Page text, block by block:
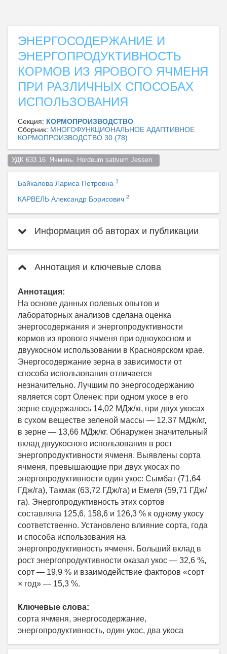
ЭНЕРГОСОДЕРЖАНИЕ И
ЭНЕРГОПРОДУКТИВНОСТЬ
КОРМОВ ИЗ ЯРОВОГО ЯЧМЕНЯ
ПРИ РАЗЛИЧНЫХ СПОСОБАХ
ИСПОЛЬЗОВАНИЯ
Секция: КОРМОПРОИЗВОДСТВО
Сборник: МНОГОФУНКЦИОНАЛЬНОЕ АДАПТИВНОЕ
КОРМОПРОИЗВОДСТВО 30 (78)
УДК 633.16  Ячмень. Hordeum sativum Jessen
Байкалова Лариса Петровна 1
КАРВЕЛЬ Александр Борисович 2
Информация об авторах и публикации
Аннотация и ключевые слова
Аннотация:
На основе данных полевых опытов и
лабораторных анализов сделана оценка
энергосодержания и энергопродуктивности
кормов из ярового ячменя при одноукосном и
двуукосном использовании в Красноярском крае.
Энергосодержание зерна в зависимости от
способа использования отличается
незначительно. Лучшим по энергосодержанию
является сорт Оленек: при одном укосе в его
зерне содержалось 14,02 МДж/кг, при двух укосах
в сухом веществе зеленой массы — 12,37 МДж/кг,
в зерне — 13,66 МДж/кг. Обнаружен значительный
вклад двуукосного использования в рост
энергопродуктивности ячменя. Выявлены сорта
ячменя, превышающие при двух укосах по
энергопродуктивности один укос: Сымбат (71,64
ГДж/га), Такмак (63,72 ГДж/га) и Емеля (59,71 ГДж/
га). Энергопродуктивность этих сортов
составляла 125,6, 158,6 и 126,3 % к одному укосу
соответственно. Установлено влияние сорта, года
и способа использования на
энергопродуктивность ячменя. Больший вклад в
рост энергопродуктивности оказал укос — 32,6 %,
сорт — 19,9 % и взаимодействие факторов «сорт
× год» — 15,3 %.
Ключевые слова:
сорта ячменя, энергосодержание,
энергопродуктивность, один укос, два укоса